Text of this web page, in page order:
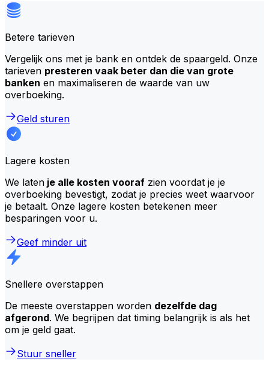
Betere tarieven
Vergelijk ons met je bank en ontdek de spaargeld. Onze
tarieven presteren vaak beter dan die van grote
banken en maximaliseren de waarde van uw
overboeking.
Geld sturen
Lagere kosten
We laten je alle kosten vooraf zien voordat je je
overboeking bevestigt, zodat je precies weet waarvoor
je betaalt. Onze lagere kosten betekenen meer
besparingen voor u.
Geef minder uit
Snellere overstappen
De meeste overstappen worden dezelfde dag
afgerond. We begrijpen dat timing belangrijk is als het
om je geld gaat.
Stuur sneller